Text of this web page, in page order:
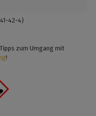
42-4)
zum Umgang mit
!